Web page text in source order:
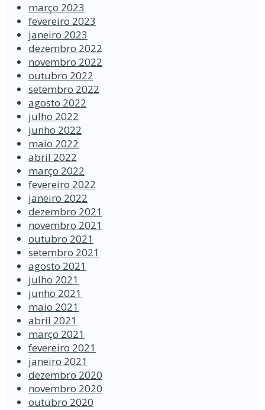
março 2023
fevereiro 2023
janeiro 2023
dezembro 2022
novembro 2022
outubro 2022
setembro 2022
agosto 2022
julho 2022
junho 2022
maio 2022
abril 2022
março 2022
fevereiro 2022
janeiro 2022
dezembro 2021
novembro 2021
outubro 2021
setembro 2021
agosto 2021
julho 2021
junho 2021
maio 2021
abril 2021
março 2021
fevereiro 2021
janeiro 2021
dezembro 2020
novembro 2020
outubro 2020